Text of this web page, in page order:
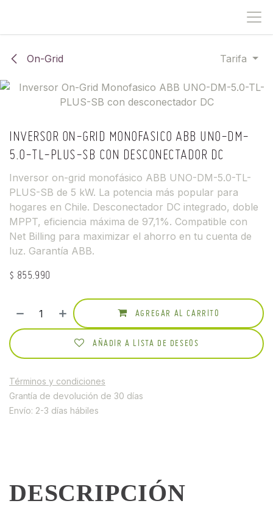
On-Grid Tarifa
INVERSOR ON-GRID MONOFASICO ABB UNO-DM-
5.0-TL-PLUS-SB CON DESCONECTADOR DC
Inversor on-grid monofásico ABB UNO-DM-5.0-TL-
PLUS-SB de 5 kW. La potencia más popular para
hogares en Chile. Desconectador DC integrado, doble
MPPT, eficiencia máxima de 97,1%. Compatible con
Net Billing para maximizar el ahorro en tu cuenta de
luz. Garantía ABB.
$ 855.990
AGREGAR AL CARRITO
AÑADIR A LISTA DE DESEOS
Términos y condiciones
Grantía de devolución de 30 días
Envío: 2-3 días hábiles
DESCRIPCIÓN